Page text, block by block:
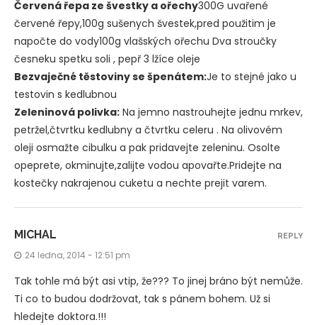
Červená řepa ze švestky a ořechy300G uvařené
červené řepy,100g sušenych švestek,pred použitim je
napočte do vody100g vlašských ořechu Dva stroučky
česneku spetku soli , pepř 3 lžíce oleje
Bezvaječné těstoviny se špenátem:Je to stejné jako u
testovin s kedlubnou
Zeleninová polivka: Na jemno nastrouhejte jednu mrkev,
petržel,čtvrtku kedlubny a čtvrtku celeru . Na olivovém
oleji osmažte cibulku a pak pridavejte zeleninu. Osolte
opeprete, okminujte,zalijte vodou apovařte.Pridejte na
kostečky nakrajenou cuketu a nechte prejit varem.
MICHAL
24 ledna, 2014 - 12:51 pm
Tak tohle má být asi vtip, že??? To jinej bráno být nemůže.
Ti co to budou dodržovat, tak s pánem bohem. Už si
hledejte doktora.!!!
REPLY